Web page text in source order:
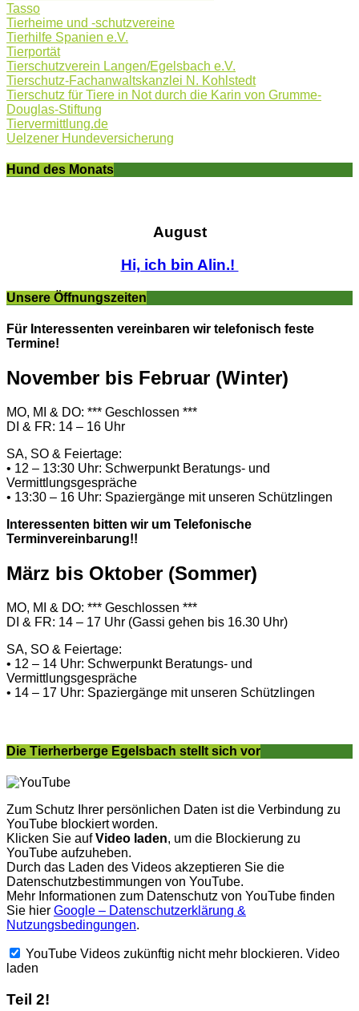
Tasso
Tierheime und -schutzvereine
Tierhilfe Spanien e.V.
Tierportät
Tierschutzverein Langen/Egelsbach e.V.
Tierschutz-Fachanwaltskanzlei N. Kohlstedt
Tierschutz für Tiere in Not durch die Karin von Grumme-
Douglas-Stiftung
Tiervermittlung.de
Uelzener Hundeversicherung
Hund des Monats
August
Hi, ich bin Alin.!
Unsere Öffnungszeiten
Für Interessenten vereinbaren wir telefonisch feste
Termine!
November bis Februar (Winter)
MO, MI & DO: *** Geschlossen ***
DI & FR: 14 – 16 Uhr
SA, SO & Feiertage:
• 12 – 13:30 Uhr: Schwerpunkt Beratungs- und
Vermittlungsgespräche
• 13:30 – 16 Uhr: Spaziergänge mit unseren Schützlingen
Interessenten bitten wir um Telefonische
Terminvereinbarung!!
März bis Oktober (Sommer)
MO, MI & DO: *** Geschlossen ***
DI & FR: 14 – 17 Uhr (Gassi gehen bis 16.30 Uhr)
SA, SO & Feiertage:
• 12 – 14 Uhr: Schwerpunkt Beratungs- und
Vermittlungsgespräche
• 14 – 17 Uhr: Spaziergänge mit unseren Schützlingen
Die Tierherberge Egelsbach stellt sich vor
Zum Schutz Ihrer persönlichen Daten ist die Verbindung zu
YouTube blockiert worden.
Klicken Sie aufVideo laden, um die Blockierung zu
YouTube aufzuheben.
Durch das Laden des Videos akzeptieren Sie die
Datenschutzbestimmungen von YouTube.
Mehr Informationen zum Datenschutz von YouTube finden
Sie hier Google – Datenschutzerklärung &
Nutzungsbedingungen.
YouTube Videos zukünftig nicht mehr blockieren. Video
laden
Teil 2!